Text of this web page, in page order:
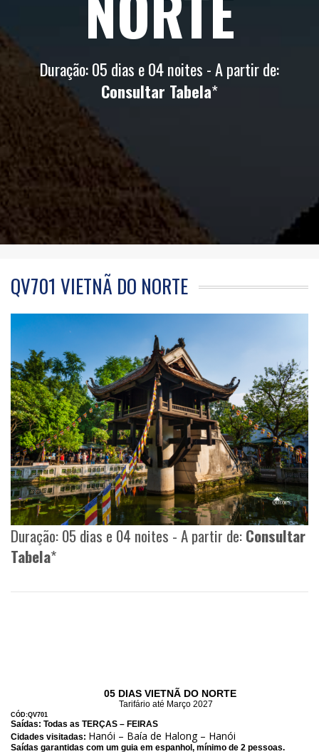
Duração: 05 dias e 04 noites - A partir de:
Consultar Tabela*
QV701 VIETNÃ DO NORTE
Duração: 05 dias e 04 noites - A partir de:Consultar
Tabela*
05 DIAS VIETNÃ DO NORTE
Tarifário até Março 2027
CÓD:QV701
Saídas: Todas as TERÇAS – FEIRAS
Cidades visitadas: Hanói – Baía de Halong – Hanói
Saídas garantidas com um guia em espanhol, mínimo de 2 pessoas.